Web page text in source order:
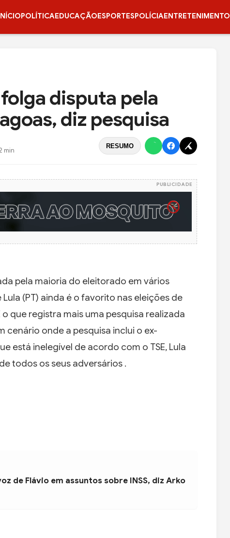
POLÍTICAEDUCAÇÃOESPORTESPOLÍCIAENTRETENIMENTO
disputa pela
diz pesquisa
min
RESUMO
PUBLICIDADE
pela maioria do eleitorado em vários
(PT) ainda é o favorito nas eleições de
que registra mais uma pesquisa realizada
cenário onde a pesquisa inclui o ex-
está inelegível de acordo com o TSE, Lula
todos os seus adversários .
de Flávio em assuntos sobre INSS, diz Arko